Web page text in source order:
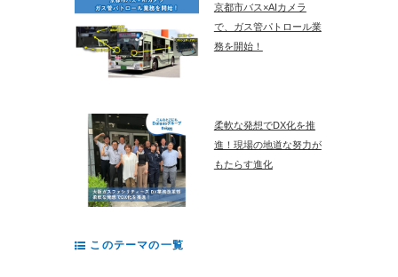
京都市バス×AIカメラ
で、ガス管パトロール業
務を開始！
柔軟な発想でDX化を推
進！現場の地道な努力が
もたらす進化
このテーマの一覧